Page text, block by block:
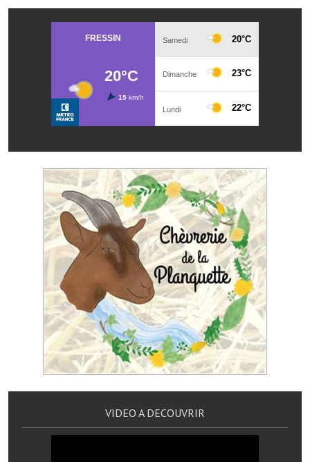
Services publics communaux
Démarches administratives
Biens à louer
Terrains et maisons à vendre
Etablissements scolaires
Equipements sportifs
Bibliothèque
Commerçants, artisans
Commerces et professions libérales
Exploitants agricoles
Artisans
Agents immobiliers
Réserver une salle
Maison des services et des associations fressinoises
VIDEO A DECOUVRIR